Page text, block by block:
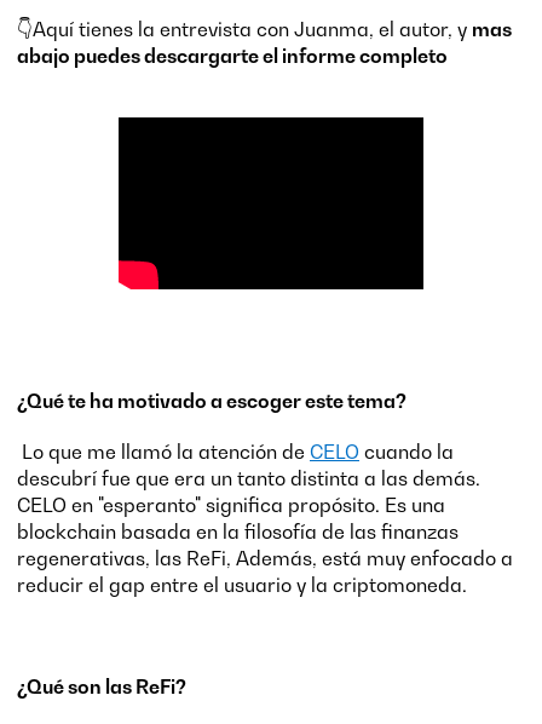
👇Aquí tienes la entrevista con Juanma, el autor, y mas
abajo puedes descargarte el informe completo
¿Qué te ha motivado a escoger este tema?
Lo que me llamó la atención de CELO cuando la
descubrí fue que era un tanto distinta a las demás.
CELO en "esperanto" significa propósito. Es una
blockchain basada en la filosofía de las finanzas
regenerativas, las ReFi, Además, está muy enfocado a
reducir el gap entre el usuario y la criptomoneda.
¿Qué son las ReFi?